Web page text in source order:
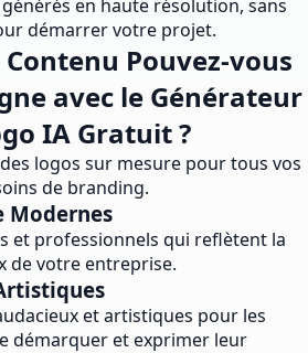
en haute résolution, sans
démarrer votre projet.
Pouvez-vous
avec le Générateur
IA Gratuit ?
logos sur mesure pour tous vos
de branding.
Modernes
et professionnels qui reflètent la
de votre entreprise.
et artistiques pour les
démarquer et exprimer leur